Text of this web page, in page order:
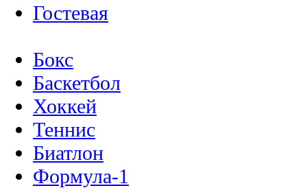
Гостевая
Бокс
Баскетбол
Хоккей
Теннис
Биатлон
Формула-1